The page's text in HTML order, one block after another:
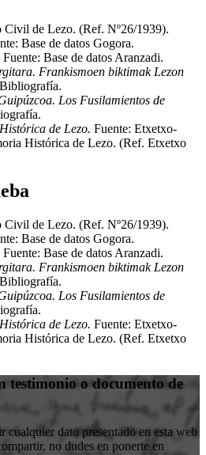
Civil de Lezo. (Ref. Nº26/1939).
Base de datos Gogora.
Fuente: Base de datos Aranzadi.
Frankismoen biktimak Lezon
.
Los Fusilamientos de
.
de Lezo. Fuente: Etxetxo-
Histórica de Lezo. (Ref. Etxetxo
Civil de Lezo. (Ref. Nº26/1939).
Base de datos Gogora.
Fuente: Base de datos Aranzadi.
Frankismoen biktimak Lezon
.
Los Fusilamientos de
.
de Lezo. Fuente: Etxetxo-
Histórica de Lezo. (Ref. Etxetxo
testimonio o documento de
cualquier dato presentado en esta web
no dudes en ponerte en